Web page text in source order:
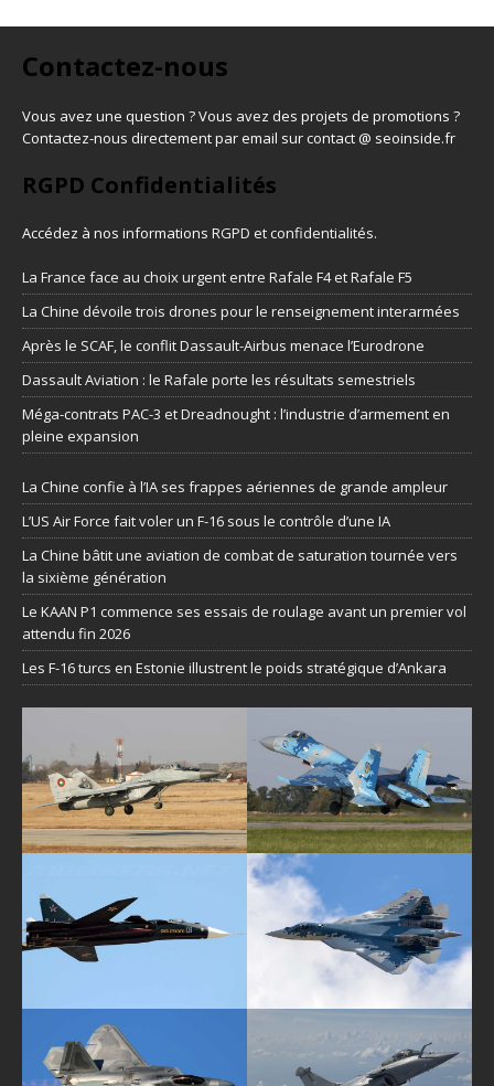
Contactez-nous
Vous avez une question ? Vous avez des projets de promotions ?
Contactez-nous directement par email sur contact @ seoinside.fr
RGPD Confidentialités
Accédez à nos informations RGPD et confidentialités.
La France face au choix urgent entre Rafale F4 et Rafale F5
La Chine dévoile trois drones pour le renseignement interarmées
Après le SCAF, le conflit Dassault-Airbus menace l’Eurodrone
Dassault Aviation : le Rafale porte les résultats semestriels
Méga-contrats PAC-3 et Dreadnought : l’industrie d’armement en
pleine expansion
La Chine confie à l’IA ses frappes aériennes de grande ampleur
L’US Air Force fait voler un F-16 sous le contrôle d’une IA
La Chine bâtit une aviation de combat de saturation tournée vers
la sixième génération
Le KAAN P1 commence ses essais de roulage avant un premier vol
attendu fin 2026
Les F-16 turcs en Estonie illustrent le poids stratégique d’Ankara